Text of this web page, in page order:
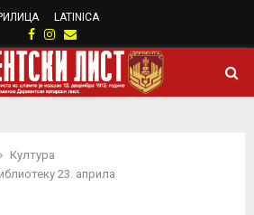
LATINICA
Facebook
Instagram
Email
Култура
23. априла